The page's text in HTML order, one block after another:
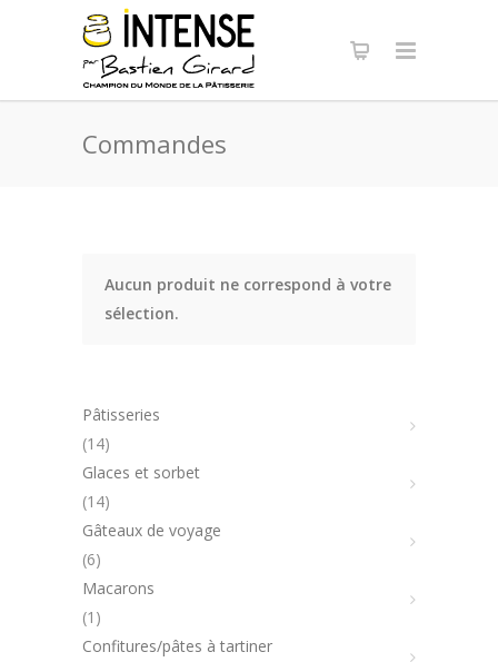
Panneau de gestion des cookies
Commandes
Aucun produit ne correspond à votre
sélection.
Pâtisseries
1414
produits
Glaces et sorbet
1414
produits
Gâteaux de voyage
66
produits
Macarons
1 1
produit
Confitures/pâtes à tartiner